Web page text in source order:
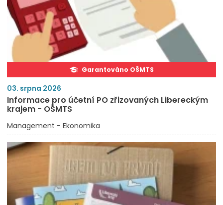
Garantováno OŠMTS
03. srpna 2026
Informace pro účetní PO zřizovaných Libereckým
krajem - OŠMTS
Management - Ekonomika